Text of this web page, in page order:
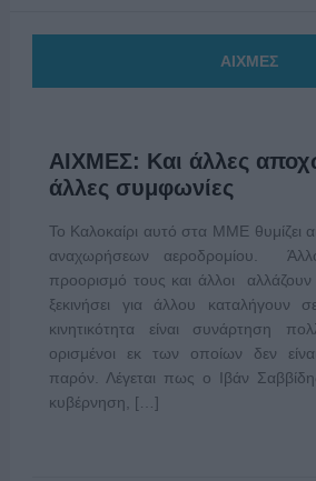
ΑΙΧΜΕΣ
ΑΙΧΜΕΣ: Και άλλες
άλλες συμφωνίες
Το Καλοκαίρι αυτό στα ΜΜΕ θυμίζει
αναχωρήσεων αεροδρομίου.
προορισμό τους και άλλοι
ξεκινήσει για άλλου καταλήγουν
κινητικότητα είναι συνάρτηση
ορισμένοι εκ των οποίων δεν
παρόν. Λέγεται πως ο Ιβάν
κυβέρνηση, […]